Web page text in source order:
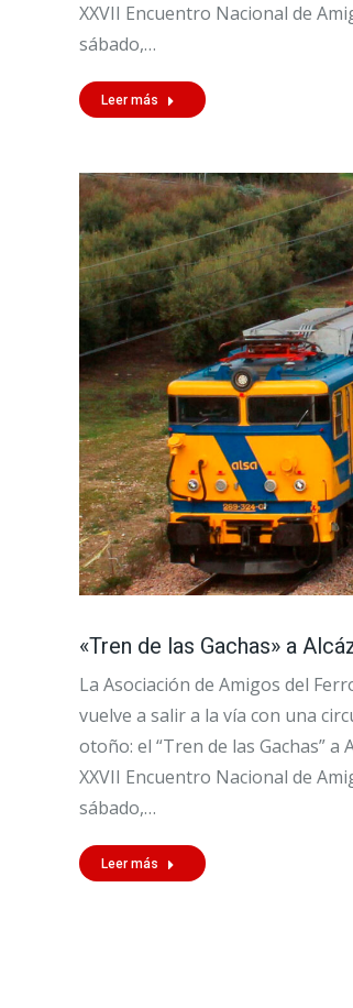
XXVII Encuentro Nacional de
sábado,…
Leer más
«Tren de las Gachas» a
La Asociación de Amigos del
vuelve a salir a la vía con una
otoño: el “Tren de las Gachas” a
XXVII Encuentro Nacional de
sábado,…
Leer más